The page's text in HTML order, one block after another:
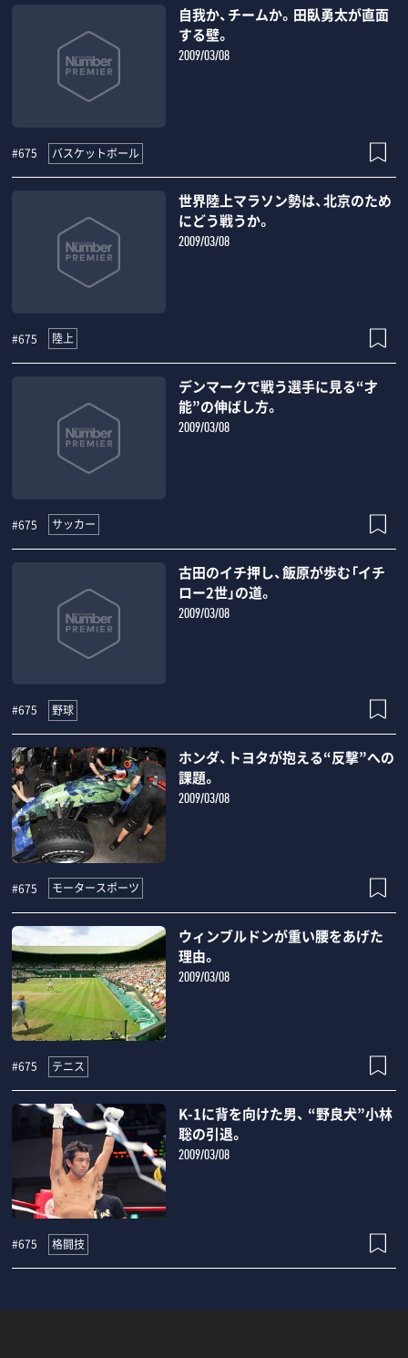
自我か、チームか。田臥勇太が直面
する壁。
2009/03/08
#675 バスケットボール
世界陸上マラソン勢は、北京のため
にどう戦うか。
2009/03/08
#675 陸上
デンマークで戦う選手に見る“才
能”の伸ばし方。
2009/03/08
#675 サッカー
古田のイチ押し、飯原が歩む「イチ
ロー2世」の道。
2009/03/08
#675 野球
ホンダ、トヨタが抱える“反撃”への
課題。
2009/03/08
#675 モータースポーツ
ウィンブルドンが重い腰をあげた
理由。
2009/03/08
#675 テニス
K-1に背を向けた男、 “野良犬”小林
聡の引退。
2009/03/08
#675 格闘技